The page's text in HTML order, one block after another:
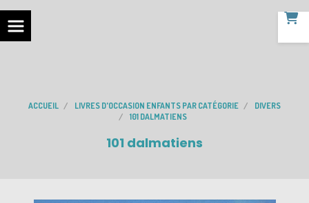
ACCUEIL LIVRES D'OCCASION ENFANTS PAR CATÉGORIE
DIVERS
101 DALMATIENS
101 dalmatiens